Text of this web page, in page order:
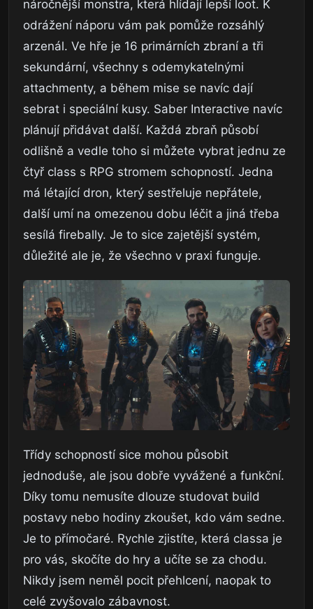
náročnější monstra, která hlídají lepší loot. K
odrážení náporu vám pak pomůže rozsáhlý
arzenál. Ve hře je 16 primárních zbraní a tři
sekundární, všechny s odemykatelnými
attachmenty, a během mise se navíc dají
sebrat i speciální kusy. Saber Interactive navíc
plánují přidávat další. Každá zbraň působí
odlišně a vedle toho si můžete vybrat jednu ze
čtyř class s RPG stromem schopností. Jedna
má létající dron, který sestřeluje nepřátele,
další umí na omezenou dobu léčit a jiná třeba
sesílá firebally. Je to sice zajetější systém,
důležité ale je, že všechno v praxi funguje.
Třídy schopností sice mohou působit
jednoduše, ale jsou dobře vyvážené a funkční.
Díky tomu nemusíte dlouze studovat build
postavy nebo hodiny zkoušet, kdo vám sedne.
Je to přímočaré. Rychle zjistíte, která classa je
pro vás, skočíte do hry a učíte se za chodu.
Nikdy jsem neměl pocit přehlcení, naopak to
celé zvyšovalo zábavnost.